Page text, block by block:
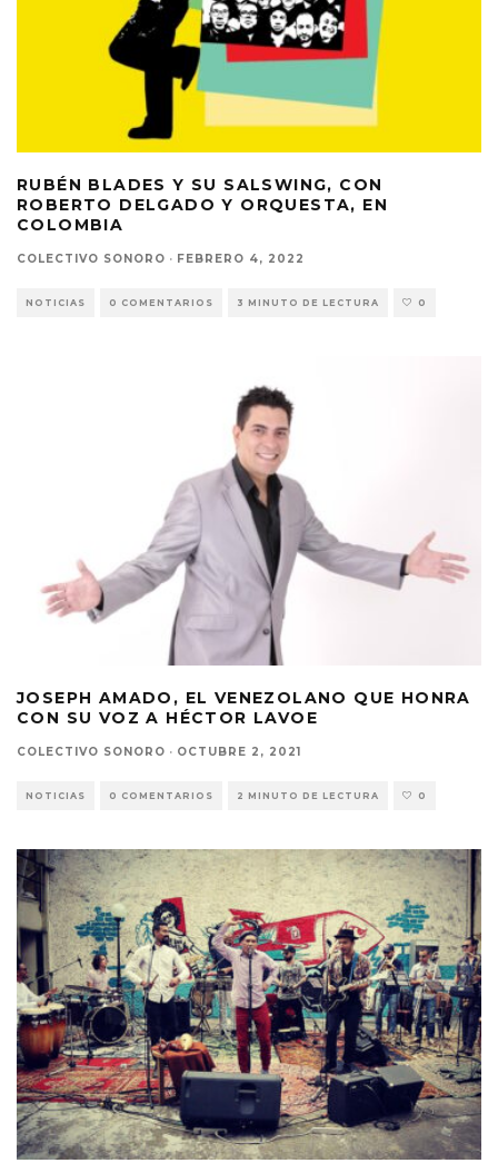
RUBÉN BLADES Y SU SALSWING, CON
ROBERTO DELGADO Y ORQUESTA, EN
COLOMBIA
COLECTIVO SONORO · FEBRERO 4, 2022
NOTICIAS 0 COMENTARIOS 3 MINUTO DE LECTURA 0
JOSEPH AMADO, EL VENEZOLANO QUE HONRA
CON SU VOZ A HÉCTOR LAVOE
COLECTIVO SONORO · OCTUBRE 2, 2021
NOTICIAS 0 COMENTARIOS 2 MINUTO DE LECTURA 0